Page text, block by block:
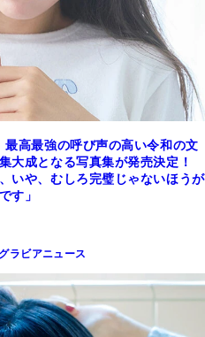
最高最強の呼び声の高い令和の文
大成となる写真集が発売決定！
いや、むしろ完璧じゃないほうが
す」
グラビアニュース